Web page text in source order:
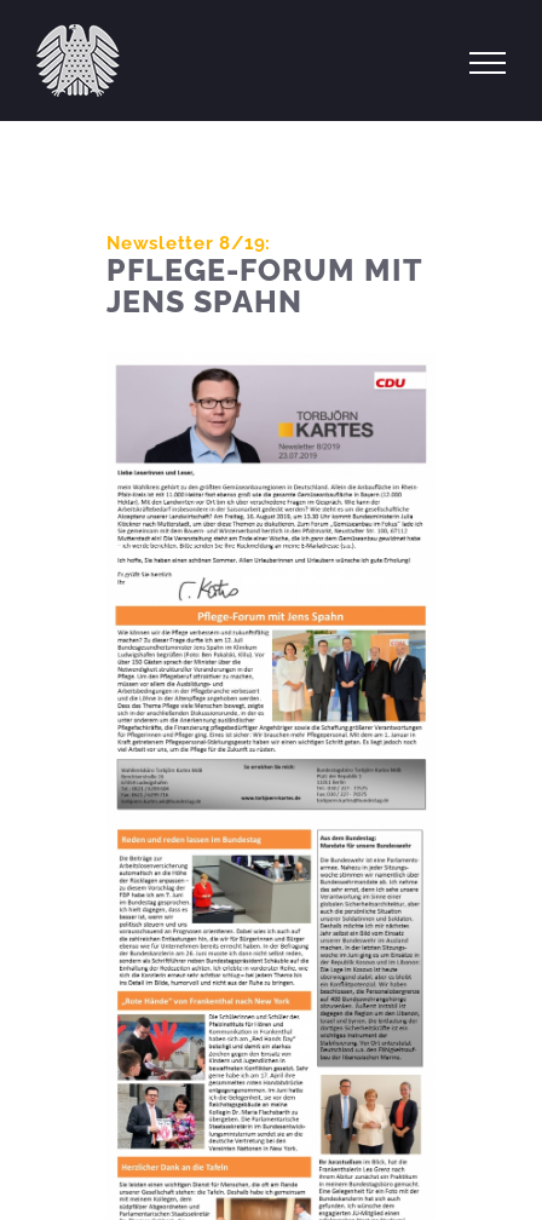
Inhalt
springen
Newsletter 8/19:
PFLEGE-FORUM MIT
JENS SPAHN